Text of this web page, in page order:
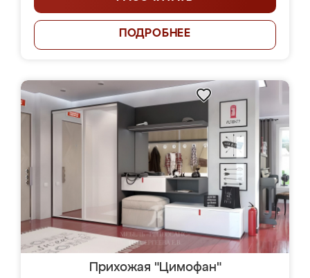
ПОДРОБНЕЕ
Прихожая "Цимофан"